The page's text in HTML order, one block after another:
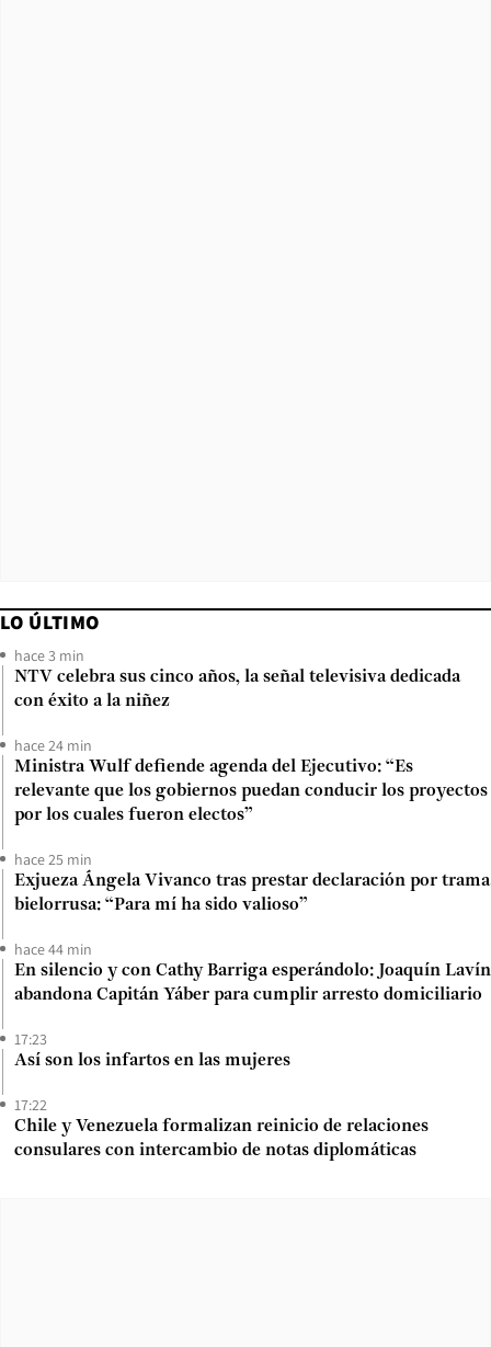
LO ÚLTIMO
hace 3 min
NTV celebra sus cinco años, la señal televisiva dedicada
con éxito a la niñez
hace 24 min
Ministra Wulf defiende agenda del Ejecutivo: “Es
relevante que los gobiernos puedan conducir los proyectos
por los cuales fueron electos”
hace 25 min
Exjueza Ángela Vivanco tras prestar declaración por trama
bielorrusa: “Para mí ha sido valioso”
hace 44 min
En silencio y con Cathy Barriga esperándolo: Joaquín Lavín
abandona Capitán Yáber para cumplir arresto domiciliario
17:23
Así son los infartos en las mujeres
17:22
Chile y Venezuela formalizan reinicio de relaciones
consulares con intercambio de notas diplomáticas